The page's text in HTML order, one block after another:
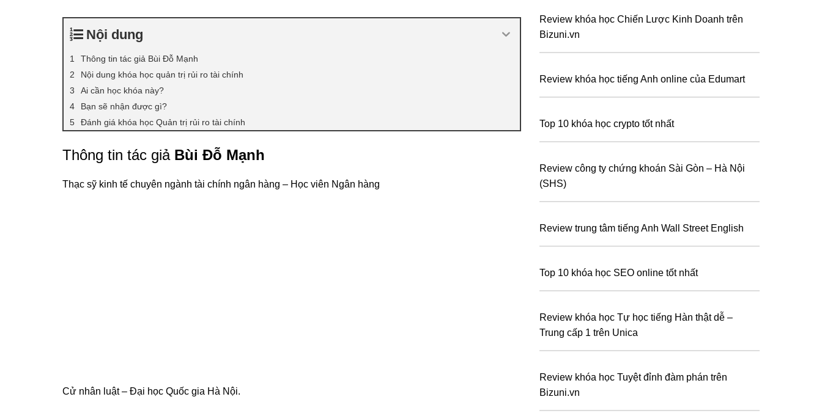
Nội dung
Thông tin tác giả Bùi Đỗ Mạnh
Nội dung khóa học quản trị rủi ro tài chính
Ai cần học khóa này?
Bạn sẽ nhận được gì?
Đánh giá khóa học Quản trị rủi ro tài chính
Thông tin tác giả Bùi Đỗ Mạnh
Thạc sỹ kinh tế chuyên ngành tài chính ngân hàng – Học viên Ngân hàng
Cử nhân luật – Đại học Quốc gia Hà Nội.
Review khóa học Chiến Lược Kinh Doanh trên
Bizuni.vn
Review khóa học tiếng Anh online của Edumart
Top 10 khóa học crypto tốt nhất
Review công ty chứng khoán Sài Gòn – Hà Nội
(SHS)
Review trung tâm tiếng Anh Wall Street English
Top 10 khóa học SEO online tốt nhất
Review khóa học Tự học tiếng Hàn thật dễ –
Trung cấp 1 trên Unica
Review khóa học Tuyệt đỉnh đàm phán trên
Bizuni.vn